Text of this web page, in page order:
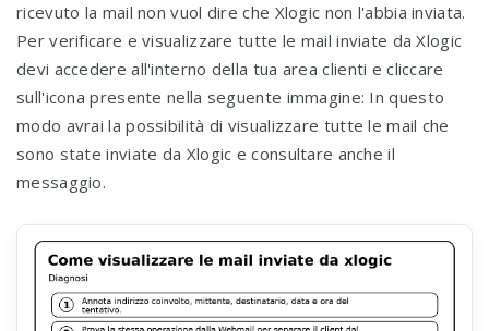
ricevuto la mail non vuol dire che Xlogic non l'abbia inviata.
Per verificare e visualizzare tutte le mail inviate da Xlogic
devi accedere all'interno della tua area clienti e cliccare
sull'icona presente nella seguente immagine: In questo
modo avrai la possibilità di visualizzare tutte le mail che
sono state inviate da Xlogic e consultare anche il
messaggio.